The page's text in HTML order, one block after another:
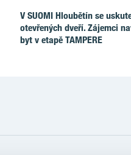
V SUOMI Hloubětín se
otevřených dveří. Zájemci
byt v etapě TAMPERE